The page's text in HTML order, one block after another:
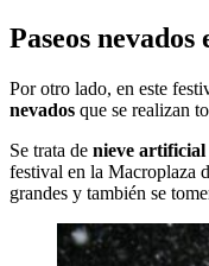
Paseos
Por otro lado, en este
nevados que se realizan
Se trata de nieve artificial
festival en la Macroplaza
grandes y también se